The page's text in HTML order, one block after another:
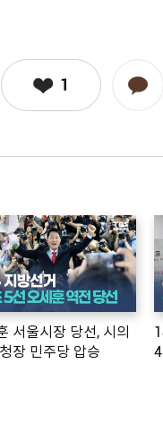
1
서울시장 당선, 시의
장 민주당 압승